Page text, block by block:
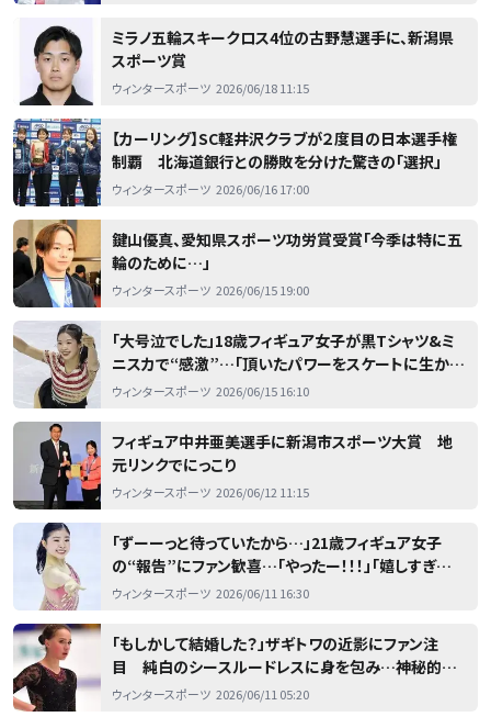
ミラノ五輪スキークロス4位の古野慧選手に、新潟県
スポーツ賞
ウィンタースポーツ 2026/06/18 11:15
【カーリング】SC軽井沢クラブが２度目の日本選手権
制覇 北海道銀行との勝敗を分けた驚きの「選択」
ウィンタースポーツ 2026/06/16 17:00
鍵山優真、愛知県スポーツ功労賞受賞「今季は特に五
輪のために…」
ウィンタースポーツ 2026/06/15 19:00
「大号泣でした」18歳フィギュア女子が黒Tシャツ&ミ
ニスカで“感激”…「頂いたパワーをスケートに生かせ
るよう」
ウィンタースポーツ 2026/06/15 16:10
フィギュア中井亜美選手に新潟市スポーツ大賞 地
元リンクでにっこり
ウィンタースポーツ 2026/06/12 11:15
「ずーーっと待っていたから…」21歳フィギュア女子
の“報告”にファン歓喜…「やったー！！！」「嬉しすぎる
ー！」
ウィンタースポーツ 2026/06/11 16:30
「もしかして結婚した？」ザギトワの近影にファン注
目 純白のシースルードレスに身を包み…神秘的な
雰囲気「魅力的でとても美しい」
ウィンタースポーツ 2026/06/11 05:20